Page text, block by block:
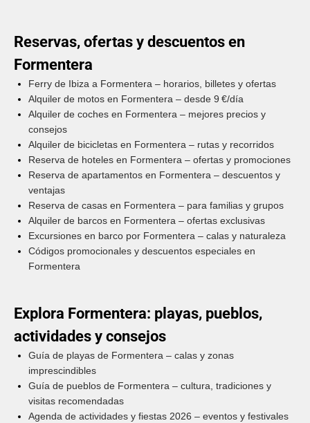
Reservas, ofertas y descuentos en
Formentera
Ferry de Ibiza a Formentera – horarios, billetes y ofertas
Alquiler de motos en Formentera – desde 9 €/día
Alquiler de coches en Formentera – mejores precios y
consejos
Alquiler de bicicletas en Formentera – rutas y recorridos
Reserva de hoteles en Formentera – ofertas y promociones
Reserva de apartamentos en Formentera – descuentos y
ventajas
Reserva de casas en Formentera – para familias y grupos
Alquiler de barcos en Formentera – ofertas exclusivas
Excursiones en barco por Formentera – calas y naturaleza
Códigos promocionales y descuentos especiales en
Formentera
Explora Formentera: playas, pueblos,
actividades y consejos
Guía de playas de Formentera – calas y zonas
imprescindibles
Guía de pueblos de Formentera – cultura, tradiciones y
visitas recomendadas
Agenda de actividades y fiestas 2026 – eventos y festivales